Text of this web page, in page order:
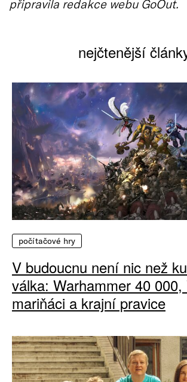
připravila redakce webu GoOut.
nejčtenější
počítačové hry
V budoucnu není nic než
válka: Warhammer 40
mariňáci a krajní pravice